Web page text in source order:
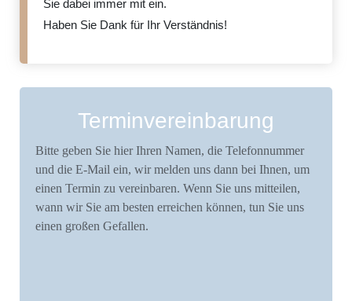
Sie dabei immer mit ein.
Haben Sie Dank für Ihr Verständnis!
Terminvereinbarung
Bitte geben Sie hier Ihren Namen, die Telefonnummer
und die E-Mail ein, wir melden uns dann bei Ihnen, um
einen Termin zu vereinbaren. Wenn Sie uns mitteilen,
wann wir Sie am besten erreichen können, tun Sie uns
einen großen Gefallen.